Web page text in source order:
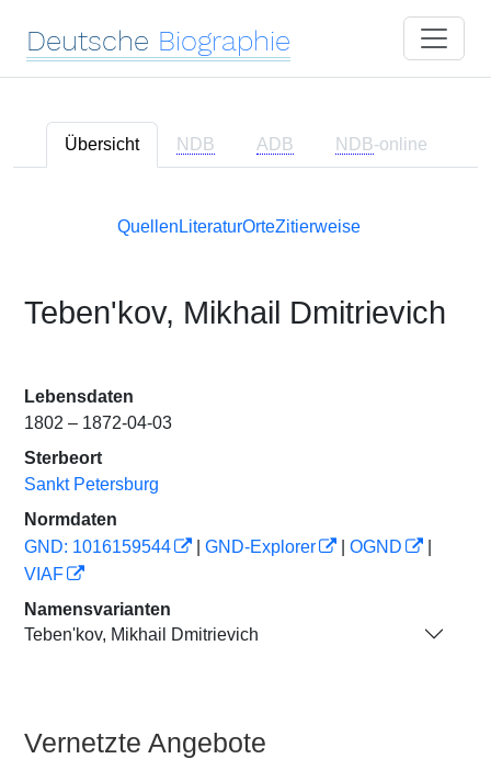
Deutsche Biographie
Übersicht NDB ADB NDB-online
Quellen LiteraturOrteZitierweise
Tebenʹkov, Mikhail Dmitrievich
Lebensdaten
1802 – 1872-04-03
Sterbeort
Sankt Petersburg
Normdaten
GND: 1016159544
GND-Explorer OGND
VIAF
Namensvarianten
Tebenʹkov, Mikhail Dmitrievich
Vernetzte Angebote